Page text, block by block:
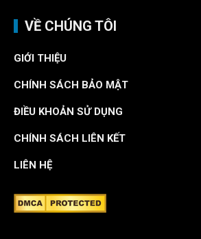
VỀ CHÚNG TÔI
GIỚI THIỆU
CHÍNH SÁCH BẢO MẬT
ĐIỀU KHOẢN SỬ DỤNG
CHÍNH SÁCH LIÊN KẾT
LIÊN HỆ